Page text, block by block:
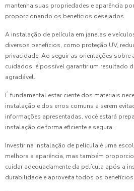
mantenha suas propriedades e aparência
proporcionando os benefícios desejados.
A instalação de película em janelas e
diversos benefícios, como proteção UV,
privacidade. Ao seguir as orientações sobre
cuidados, é possível garantir um resultado
agradável.
É fundamental estar ciente dos materiais
instalação e dos erros comuns a serem
informações apresentadas, você estará
instalação de forma eficiente e segura.
Investir na instalação de película é uma
melhora a aparência, mas também
cuidar adequadamente da película após a
durabilidade e aproveita todos os benefícios